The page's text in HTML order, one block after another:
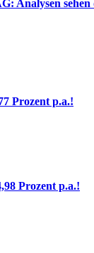
Analysen
Prozent p.a.!
Prozent p.a.!